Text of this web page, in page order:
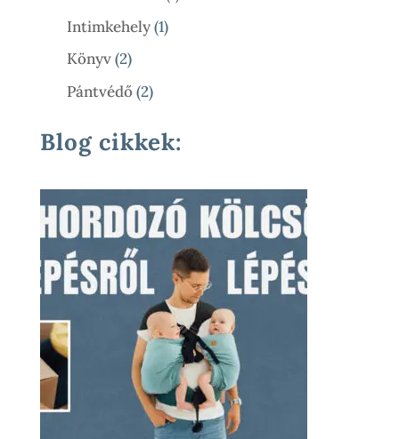
Intimkehely 11
Könyv 22
Termék
Pántvédő 22
Blog cikkek: